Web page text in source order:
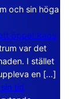
och sin höga
öppet kaos
var det
I stället
en […]
tid